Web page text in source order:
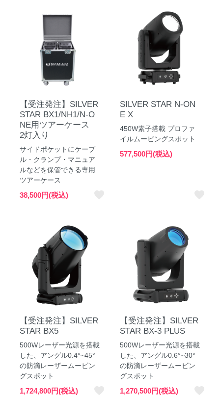
【受注発注】SILVER
STAR BX1/NH1/N-O
NE用ツアーケース
2灯入り
サイドポケットにケーブ
ル・クランプ・マニュア
ルなどを保管できる専用
ツアーケース
38,500円(税込)
SILVER STAR N-ON
E X
450W素子搭載 プロファ
イルムービングスポット
577,500円(税込)
【受注発注】SILVER
STAR BX5
500Wレーザー光源を搭載
した、アングル0.4°~45°
の防滴レーザームービン
グスポット
1,724,800円(税込)
【受注発注】SILVER
STAR BX-3 PLUS
500Wレーザー光源を搭載
した、アングル0.6°~30°
の防滴レーザームービン
グスポット
1,270,500円(税込)